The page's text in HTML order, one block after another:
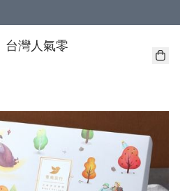
（適用於 本地送貨、本地取貨 )
台灣人氣零